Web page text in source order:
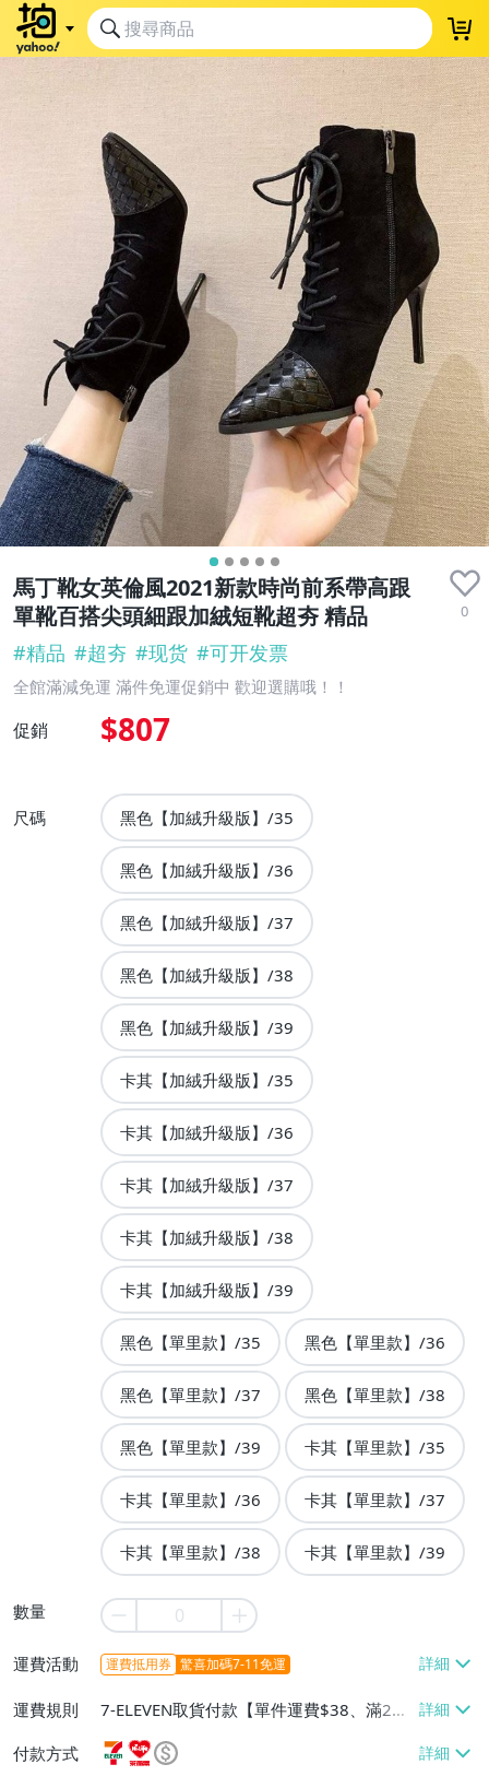
馬丁靴女英倫風2021新款時尚前系帶高跟
單靴百搭尖頭細跟加絨短靴超夯 精品
0
#精品 #超夯 #现货 #可开发票
全館滿減免運 滿件免運促銷中 歡迎選購哦！！
促銷 $807
尺碼 黑色【加絨升級版】/35
黑色【加絨升級版】/36
黑色【加絨升級版】/37
黑色【加絨升級版】/38
黑色【加絨升級版】/39
卡其【加絨升級版】/35
卡其【加絨升級版】/36
卡其【加絨升級版】/37
卡其【加絨升級版】/38
卡其【加絨升級版】/39
黑色【單里款】/35 黑色【單里款】/36
黑色【單里款】/37 黑色【單里款】/38
黑色【單里款】/39 卡其【單里款】/35
卡其【單里款】/36 卡其【單里款】/37
卡其【單里款】/38 卡其【單里款】/39
數量
運費活動 運費抵用券 驚喜加碼7-11免運
運費規則
7-ELEVEN取貨付款【單件運費$38、滿2件
或消費滿$699免運費】、萊爾富取貨付款
【單件運費$60、滿2件或消費滿$699免運
付款方式